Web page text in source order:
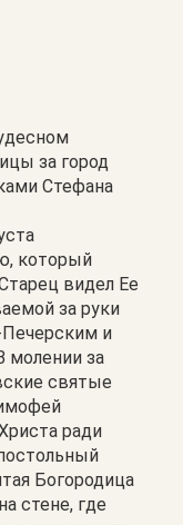
за город
Стефана
который
видел Ее
за руки
и
молении за
святые
ради
Богородица
стене, где